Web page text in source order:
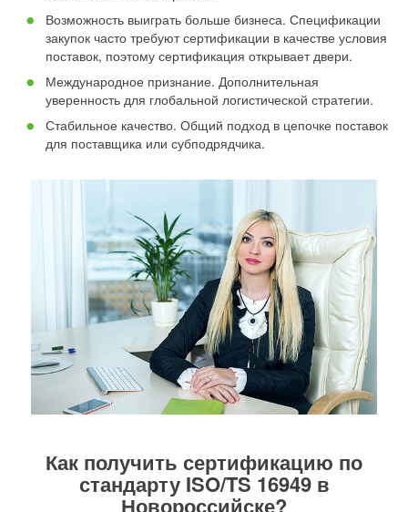
Возможность выиграть больше бизнеса. Спецификации
закупок часто требуют сертификации в качестве условия
поставок, поэтому сертификация открывает двери.
Международное признание. Дополнительная
уверенность для глобальной логистической стратегии.
Стабильное качество. Общий подход в цепочке поставок
для поставщика или субподрядчика.
Как получить сертификацию по
стандарту ISO/TS 16949 в
Новороссийске?